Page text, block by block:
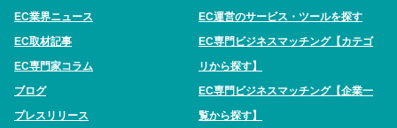
EC業界ニュース
EC取材記事
EC専門家コラム
ブログ
プレスリリース
EC運営のサービス・ツールを探す
EC専門ビジネスマッチング【カテゴ
リから探す】
EC専門ビジネスマッチング【企業一
覧から探す】